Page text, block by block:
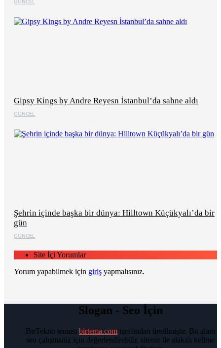
GÜNCEL
GÜNCEL
Gipsy Kings by Andre Reyesn İstanbul’da sahne aldı
GÜNCEL
Şehrin içinde başka bir dünya: Hilltown Küçükyalı’da bir
gün
Site İçi Yorumlar
Yorum yapabilmek için giriş yapmalısınız.
Slogan - Seo İçin
BirTekno teması birtema.com tarafından üretilmiştir. Bu alanı
seo çalışmanız için değerlendirebilir, siteniz ile alakalı kelime